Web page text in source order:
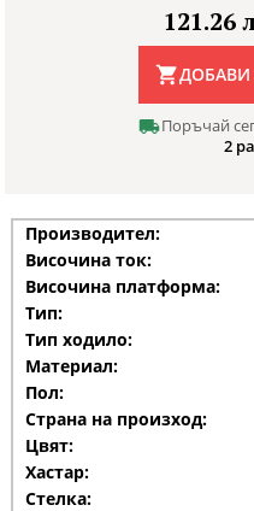
121.26
Поръчай
2
Производител:
Височина ток:
Височина платформа:
Тип:
Тип ходило:
Материал:
Пол:
Страна на произход:
Цвят:
Хастар:
Стелка: